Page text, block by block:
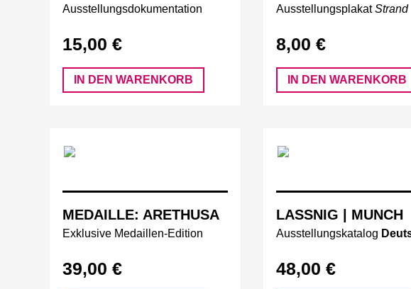
Ausstellungsdokumentation
15,00 €
IN DEN WARENKORB
AusstellungsplakatStrand
8,00 €
IN DEN WARENKORB
MEDAILLE: ARETHUSA
Exklusive Medaillen-Edition
39,00 €
LASSNIG | MUNCH
Ausstellungskatalog
48,00 €